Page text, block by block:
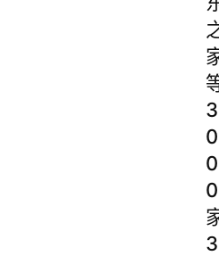
3
0
0
0
3